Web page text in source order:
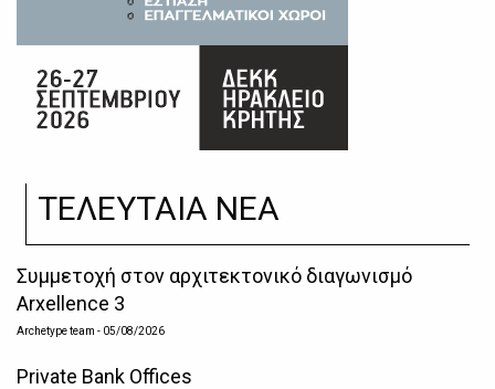
ΤΕΛΕΥΤΑΙΑ ΝΕΑ
Συμμετοχή στον αρχιτεκτονικό διαγωνισμό
Arxellence 3
Archetype team - 05/08/2026
Private Bank Offices